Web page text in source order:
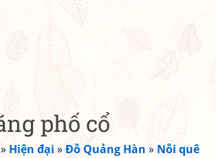
phố cổ
» Hiện đại »Đỗ Quảng Hàn » Nỗi quê